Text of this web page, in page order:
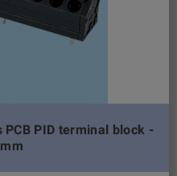
PID terminal block -